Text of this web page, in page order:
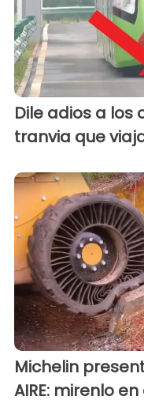
Dile adios a los
tranvia que
Michelin
AIRE: mirenlo